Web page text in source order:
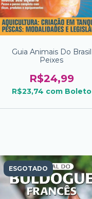
Guia Animais Do Brasil
Peixes
R$24,99
R$23,74 com Boleto
ESGOTADO